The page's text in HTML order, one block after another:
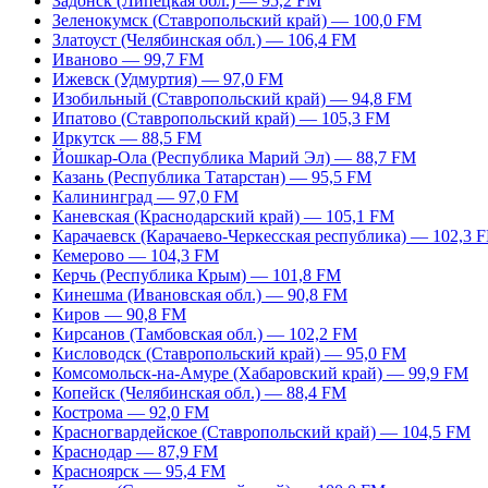
Зеленокумск (Ставропольский край) — 100,0 FM
Златоуст (Челябинская обл.) — 106,4 FM
Иваново — 99,7 FM
Ижевск (Удмуртия) — 97,0 FM
Изобильный (Ставропольский край) — 94,8 FM
Ипатово (Ставропольский край) — 105,3 FM
Иркутск — 88,5 FM
Йошкар-Ола (Республика Марий Эл) — 88,7 FM
Казань (Республика Татарстан) — 95,5 FM
Калининград — 97,0 FM
Каневская (Краснодарский край) — 105,1 FM
Карачаевск (Карачаево-Черкесская республика) — 102,3
Кемерово — 104,3 FM
Керчь (Республика Крым) — 101,8 FM
Кинешма (Ивановская обл.) — 90,8 FM
Киров — 90,8 FM
Кирсанов (Тамбовская обл.) — 102,2 FM
Кисловодск (Ставропольский край) — 95,0 FM
Комсомольск-на-Амуре (Хабаровский край) — 99,9 FM
Копейск (Челябинская обл.) — 88,4 FM
Кострома — 92,0 FM
Красногвардейское (Ставропольский край) — 104,5 FM
Краснодар — 87,9 FM
Красноярск — 95,4 FM